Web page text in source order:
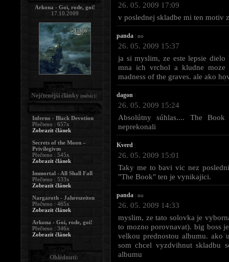
26. 05. 2009 17:09
v poslednej skladbe mi ten motiv
panda no
26. 05. 2009 15:37
ja si myslim, ze este lepsie
mna ich vrchol a kludne
madness of the graves. ale ako
dagon
26. 05. 2009 15:24
Absolútny súhlas.... The
neprekonali
Kverd
26. 05. 2009 15:01
Taky me to bavi vic nez
"The Book" ten je vynikajici.
panda no
26. 05. 2009 14:33
myslim, ze tato solovka je
to mozno porovnavat). big boss
velkou prednostou albumu. ako
som chcel vyzdvihnut skladbu
albumu
Arkona - Goi, rode, goi!
17.10.2009
Nejčtenější články (měsíc):
Inferno - Black Devotion
Přečteno : 657x
Zobrazit článek
Secrets of the Moon –
Privilegivm
Přečteno : 545x
Zobrazit článek
Immortal - All Shall Fall
Přečteno : 533x
Zobrazit článek
Nargaroth - Jahreszeiten
Přečteno : 465x
Zobrazit článek
Arkona - Goi, rode, goi!
Přečteno : 346x
Zobrazit článek
Ohlédnutí: